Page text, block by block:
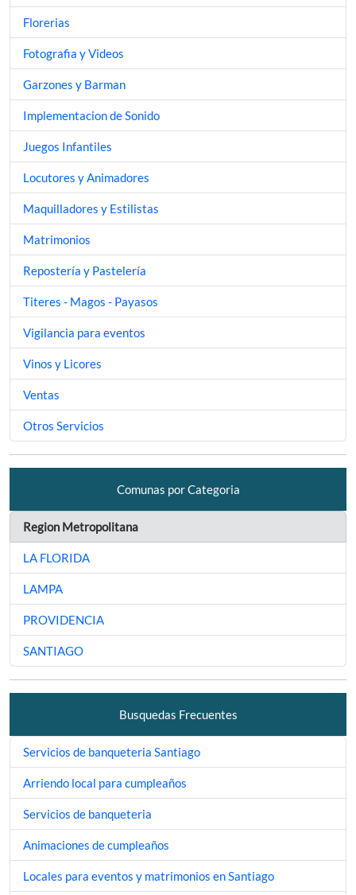
Florerias
Fotografia y Videos
Garzones y Barman
Implementacion de Sonido
Juegos Infantiles
Locutores y Animadores
Maquilladores y Estilistas
Matrimonios
Repostería y Pastelería
Titeres - Magos - Payasos
Vigilancia para eventos
Vinos y Licores
Ventas
Otros Servicios
Comunas por Categoria
Region Metropolitana
LA FLORIDA
LAMPA
PROVIDENCIA
SANTIAGO
Busquedas Frecuentes
Servicios de banqueteria Santiago
Arriendo local para cumpleaños
Servicios de banqueteria
Animaciones de cumpleaños
Locales para eventos y matrimonios en Santiago